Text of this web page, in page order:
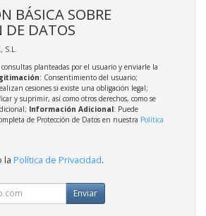
BÁSICA SOBRE
DE DATOS
S.L.
consultas planteadas por el usuario y enviarle la
: Consentimiento del usuario;
cesiones si existe una obligación legal;
y suprimir, así como otros derechos, como se
Información Adicional: Puede
de Protección de Datos en nuestra Política
la Política de Privacidad.
Enviar